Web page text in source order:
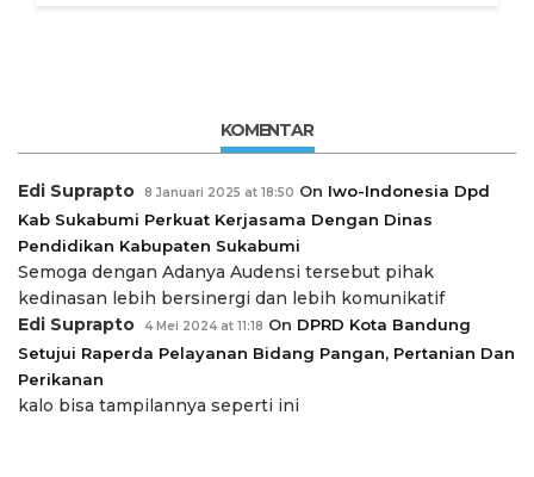
KOMENTAR
Edi Suprapto 8 Januari 2025 at 18:50 On Iwo-Indonesia Dpd
Kab Sukabumi Perkuat Kerjasama Dengan Dinas
Pendidikan Kabupaten Sukabumi
Semoga dengan Adanya Audensi tersebut pihak
kedinasan lebih bersinergi dan lebih komunikatif
Edi Suprapto
4 Mei 2024 at 11:18 On DPRD Kota Bandung
Setujui Raperda Pelayanan Bidang Pangan, Pertanian Dan
Perikanan
kalo bisa tampilannya seperti ini